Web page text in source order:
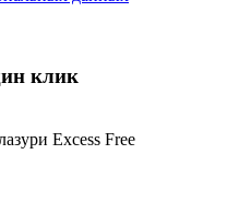
клик
Excess Free